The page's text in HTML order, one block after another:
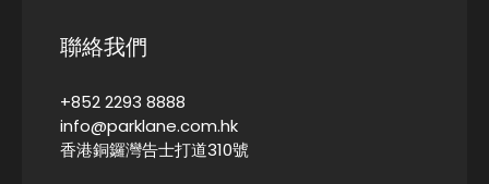
聯絡我們
+852 2293 8888
info@parklane.com.hk
香港銅鑼灣告士打道310號